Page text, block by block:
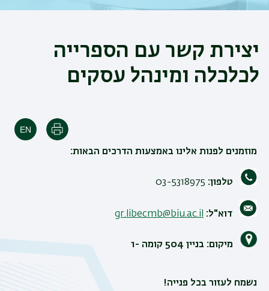
יצירת קשר עם הספרייה
לכלכלה ומינהל עסקים
הדפסה
מוזמנים לפנות אלינו באמצעות הדרכים הבאות:
טלפון:
דוא"ל: gr.libecmb@biu.ac.il
מיקום: בניין 504 קומה -1
נשמח לעזור בכל פנייה!